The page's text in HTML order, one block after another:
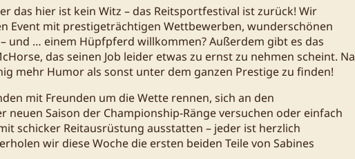
das hier ist kein Witz – das Reitsportfestival ist zurück! Wir
Event mit prestigeträchtigen Wettbewerben, wunderschönen
und … einem Hüpfpferd willkommen? Außerdem gibt es das
das seinen Job leider etwas zu ernst zu nehmen scheint. Na
mehr Humor als sonst unter dem ganzen Prestige zu finden!
mit Freunden um die Wette rennen, sich an den
neuen Saison der Championship-Ränge versuchen oder einfach
schicker Reitausrüstung ausstatten – jeder ist herzlich
wir diese Woche die ersten beiden Teile von Sabines